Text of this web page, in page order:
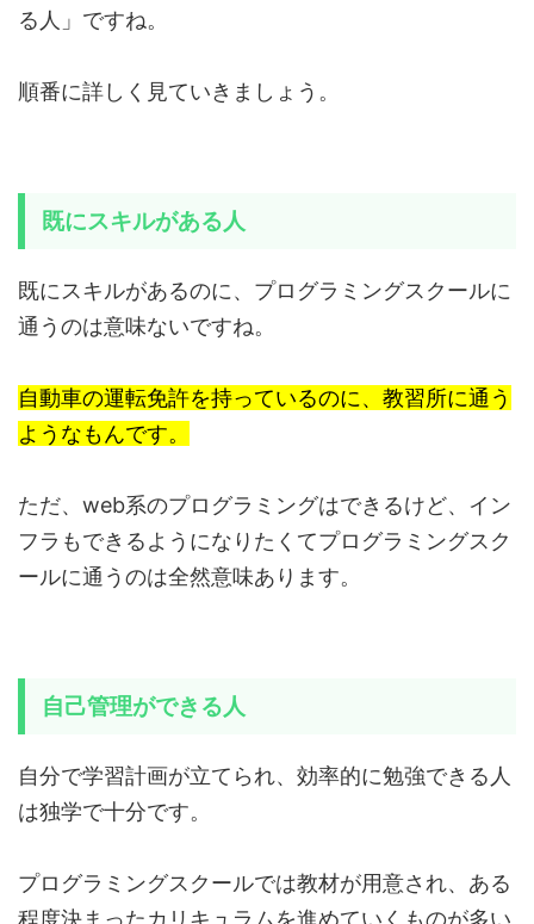
る人」ですね。
順番に詳しく見ていきましょう。
既にスキルがある人
既にスキルがあるのに、プログラミングスクールに
通うのは意味ないですね。
自動車の運転免許を持っているのに、教習所に通う
ようなもんです。
ただ、web系のプログラミングはできるけど、イン
フラもできるようになりたくてプログラミングスク
ールに通うのは全然意味あります。
自己管理ができる人
自分で学習計画が立てられ、効率的に勉強できる人
は独学で十分です。
プログラミングスクールでは教材が用意され、ある
程度決まったカリキュラムを進めていくものが多い